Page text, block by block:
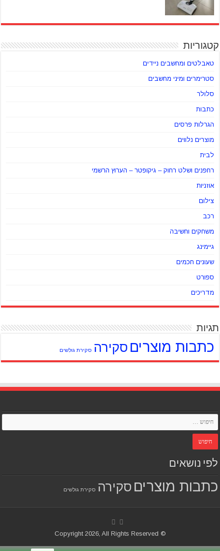
קטגוריות
טאבלטים ומחשבים ניידים
סטרימרים ומיני מחשבים
סלולר
כתבות
הגרלות פרסים
מוצרים נלווים
לבית
רחפנים ושלט רחוק – גיקופטר – הערוץ הרשמי
אוזניות
צילום
רכב
משחקים וחשיבה
גיימינג
שעונים חכמים
ספורט
מדריכים
תגיות
כתבות מוצרים סקירה סקירת גולשים
לפי נושאים
כתבות מוצרים סקירה סקירת גולשים
© Copyright 2026, All Rights Reserved